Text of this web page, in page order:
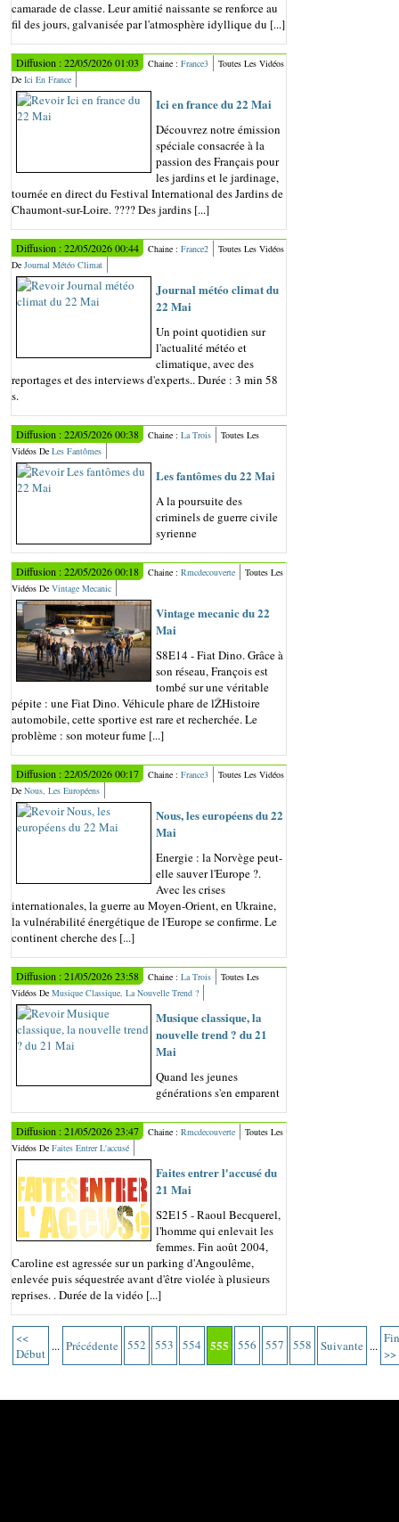
camarade de classe. Leur amitié naissante se renforce au
fil des jours, galvanisée par l'atmosphère idyllique du [...]
Diffusion : 22/05/2026 01:03 Chaine : France3
Toutes Les Vidéos
De Ici En France
Ici en france du 22 Mai
Découvrez notre émission
spéciale consacrée à la
passion des Français pour
les jardins et le jardinage,
tournée en direct du Festival International des Jardins de
Chaumont-sur-Loire. ???? Des jardins [...]
Diffusion : 22/05/2026 00:44 Chaine : France2
Toutes Les Vidéos
De Journal Météo Climat
Journal météo climat du
22 Mai
Un point quotidien sur
l'actualité météo et
climatique, avec des
reportages et des interviews d'experts.. Durée : 3 min 58
s.
Diffusion : 22/05/2026 00:38 Chaine : La Trois
Toutes Les
Vidéos De Les Fantômes
Les fantômes du 22 Mai
A la poursuite des
criminels de guerre civile
syrienne
Diffusion : 22/05/2026 00:18 Chaine : Rmcdecouverte
Toutes Les
Vidéos De Vintage Mecanic
Vintage mecanic du 22
Mai
S8E14 - Fiat Dino. Grâce à
son réseau, François est
tombé sur une véritable
pépite : une Fiat Dino. Véhicule phare de lŽHistoire
automobile, cette sportive est rare et recherchée. Le
problème : son moteur fume [...]
Diffusion : 22/05/2026 00:17 Chaine : France3
Toutes Les Vidéos
De Nous, Les Européens
Nous, les européens du 22
Mai
Energie : la Norvège peut-
elle sauver l'Europe ?.
Avec les crises
internationales, la guerre au Moyen-Orient, en Ukraine,
la vulnérabilité énergétique de l'Europe se confirme. Le
continent cherche des [...]
Diffusion : 21/05/2026 23:58 Chaine : La Trois
Toutes Les
Vidéos De Musique Classique, La Nouvelle Trend ?
Musique classique, la
nouvelle trend ? du 21
Mai
Quand les jeunes
générations s'en emparent
Diffusion : 21/05/2026 23:47 Chaine : Rmcdecouverte
Toutes Les
Vidéos De Faites Entrer L'accusé
Faites entrer l'accusé du
21 Mai
S2E15 - Raoul Becquerel,
l'homme qui enlevait les
femmes. Fin août 2004,
Caroline est agressée sur un parking d'Angoulême,
enlevée puis séquestrée avant d'être violée à plusieurs
reprises. . Durée de la vidéo [...]
<<
Début ... Précédente 552 553 554 555 556 557 558 Suivante ... Fin
>>